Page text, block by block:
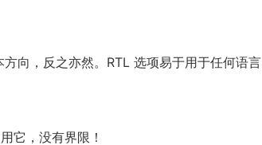
向，反之亦然。RTL 选项易于用于任何语言
它，没有界限！